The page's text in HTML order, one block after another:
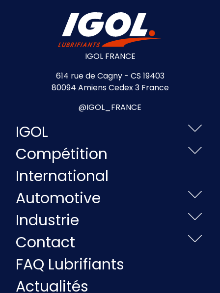
IGOL FRANCE
614 rue de Cagny - CS 19403
80094 Amiens Cedex 3 France
@IGOL_FRANCE
IGOL
Compétition
International
Automotive
Industrie
Contact
FAQ Lubrifiants
Actualités